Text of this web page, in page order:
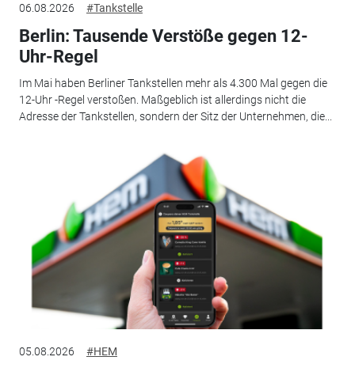
06.08.2026 #Tankstelle
Berlin: Tausende Verstöße gegen 12-
Uhr-Regel
Im Mai haben Berliner Tankstellen mehr als 4.300 Mal gegen die
12-Uhr -Regel verstoßen. Maßgeblich ist allerdings nicht die
Adresse der Tankstellen, sondern der Sitz der Unternehmen, die...
05.08.2026 #HEM